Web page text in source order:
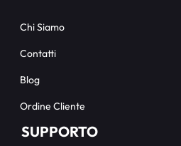
Chi Siamo
Contatti
Blog
Ordine Cliente
SUPPORTO